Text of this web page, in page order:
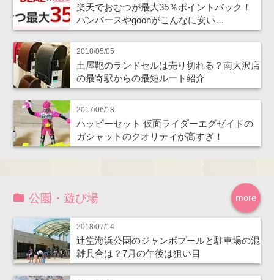
楽天でおむつが最大35％ポイントバック！
パンパースやgoonがこんなに安い…
2018/05/05
土屋鞄のランドセルは売り切れる？南大沢店
の最寄駅からの最短ルート紹介
2017/06/18
ハッピーセット 仮面ライダーエグゼイドの
ガシャットのクオリティが高すぎ！
more
公園・遊び場
2018/07/14
辻堂海浜公園のジャンボプールと駐車場の混
雑具合は？7月の午後は狙い目